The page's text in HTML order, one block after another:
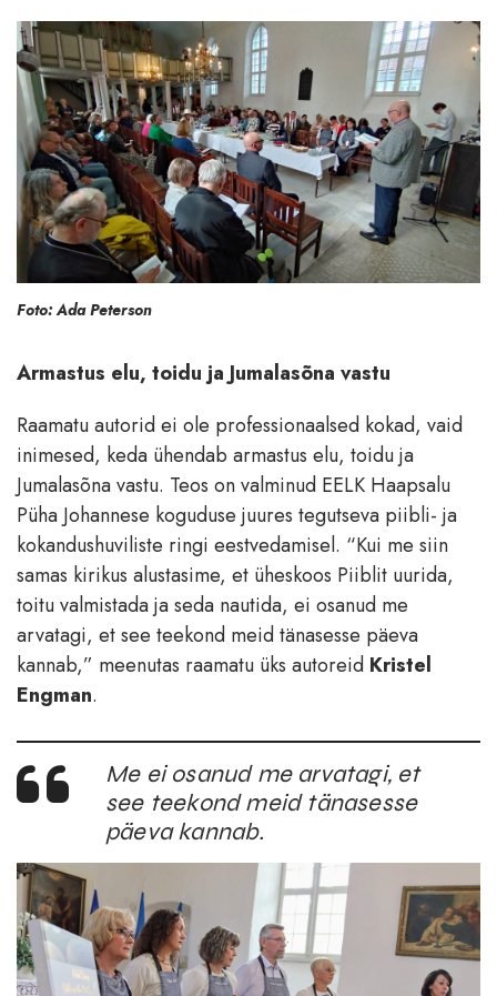
Foto: Ada Peterson
Armastus elu, toidu ja Jumalasõna vastu
Raamatu autorid ei ole professionaalsed kokad, vaid
inimesed, keda ühendab armastus elu, toidu ja
Jumalasõna vastu. Teos on valminud EELK Haapsalu
Püha Johannese koguduse juures tegutseva piibli- ja
kokandushuviliste ringi eestvedamisel. “Kui me siin
samas kirikus alustasime, et üheskoos Piiblit uurida,
toitu valmistada ja seda nautida, ei osanud me
arvatagi, et see teekond meid tänasesse päeva
kannab,” meenutas raamatu üks autoreid Kristel
Engman.
Me ei osanud me arvatagi, et
see teekond meid tänasesse
päeva kannab.